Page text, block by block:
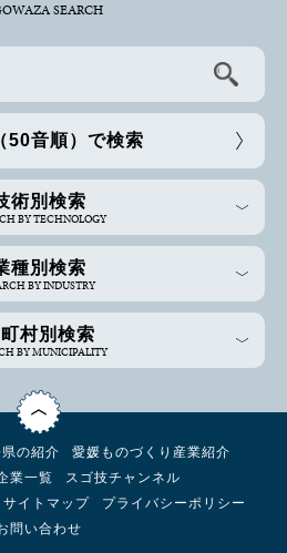
SEARCH
50音順）で検索
術別検索
BY TECHNOLOGY
種別検索
BY INDUSTRY
村別検索
BY MUNICIPALITY
の紹介
愛媛ものづくり産業紹介
業一覧
スゴ技チャンネル
サイトマップ
プライバシーポリシー
問い合わせ